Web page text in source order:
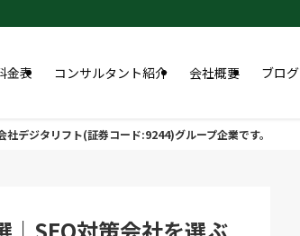
金表 コンサルタント紹介 会社概要 ブログ
デジタリフト(証券コード:9244)グループ企業です。